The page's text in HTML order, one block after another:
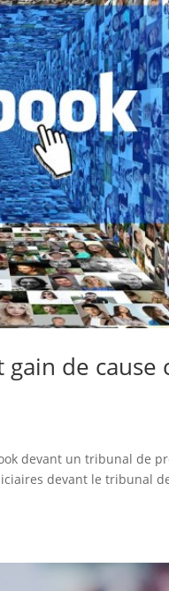
de cause
devant un tribunal de
devant le tribunal